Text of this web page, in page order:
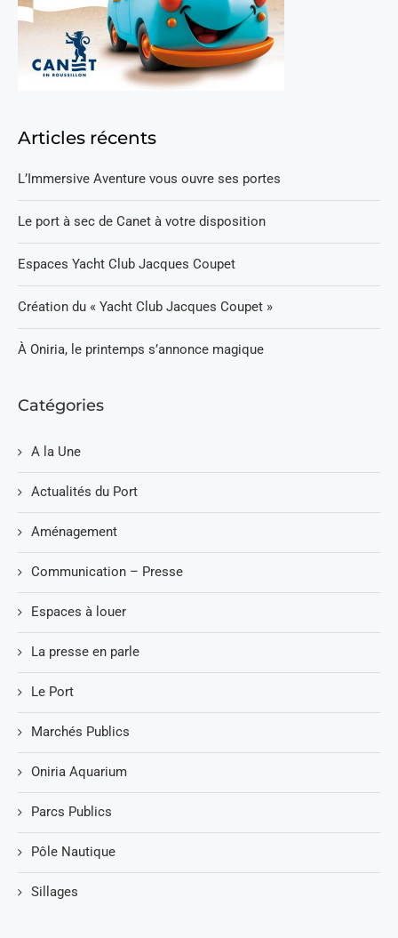
Articles récents
L’Immersive Aventure vous ouvre ses portes
Le port à sec de Canet à votre disposition
Espaces Yacht Club Jacques Coupet
Création du « Yacht Club Jacques Coupet »
À Oniria, le printemps s’annonce magique
Catégories
A la Une
Actualités du Port
Aménagement
Communication – Presse
Espaces à louer
La presse en parle
Le Port
Marchés Publics
Oniria Aquarium
Parcs Publics
Pôle Nautique
Sillages